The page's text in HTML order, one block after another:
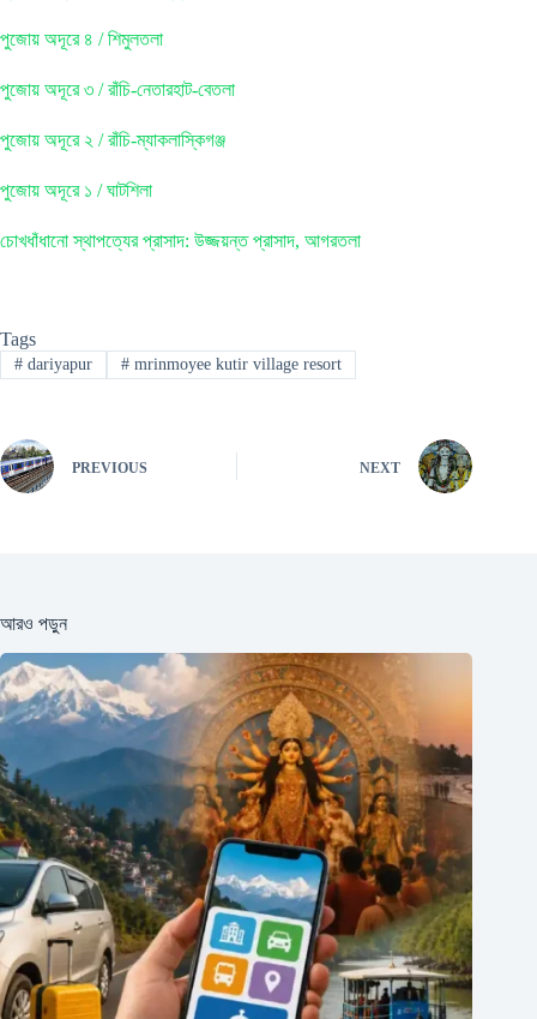
পুজোয় অদূরে ৪ / শিমুলতলা
পুজোয় অদূরে ৩ / রাঁচি-নেতারহাট-বেতলা
পুজোয় অদূরে ২ / রাঁচি-ম্যাকলাস্কিগঞ্জ
পুজোয় অদূরে ১ / ঘাটশিলা
চোখধাঁধানো স্থাপত্যের প্রাসাদ: উজ্জয়ন্ত প্রাসাদ, আগরতলা
Tags
#dariyapur #mrinmoyee kutir village resort
PREVIOUS NEXT
আরও পড়ুন